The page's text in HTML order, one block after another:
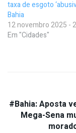
taxa de esgoto
Bahia
12 novembro 2025 -
Em "Cidades"
#Bahia: Aposta
Mega-Sena